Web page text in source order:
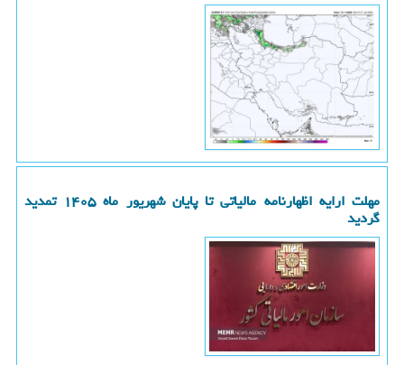
مهلت ارایه اظهارنامه مالیاتی تا پایان شهریور ماه ۱۴۰۵ تمدید
گردید